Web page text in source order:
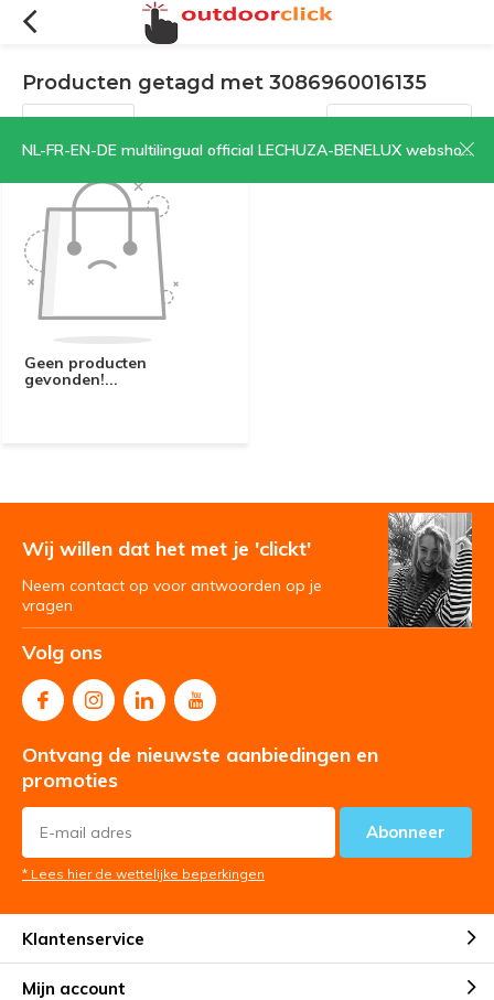
NL-FR-EN-DE multilingual official LECHUZA-BENELUX webshop | CLICK HERE NOW!
Producten getagd met 3086960016135
Filters Sorteren op:
Geen producten
gevonden!...
Wij willen dat het met je 'clickt'
Neem contact op voor antwoorden op je
vragen
Volg ons
Ontvang de nieuwste aanbiedingen en
promoties
Abonneer
* Lees hier de wettelijke beperkingen
Klantenservice
Mijn account